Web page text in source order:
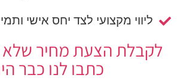
ליווי מקצועי לצד יחס אישי
לקבלת הצעת מחיר שלא
כתבו לנו כבר